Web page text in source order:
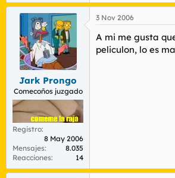
Jark Prongo
Comecoños juzgado
Registro
8 May 2006
Mensajes
8.035
Reacciones
14
3 Nov 2006
A mi me gusta
peliculon, lo es